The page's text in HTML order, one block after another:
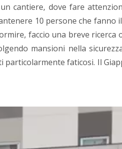
cantiere, dove fare
10 persone che fanno
faccio una breve ricerca
mansioni nella
faticosi. Il